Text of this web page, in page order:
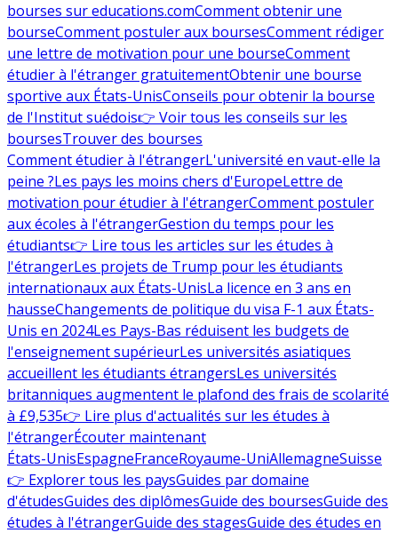
bourses sur educations.comComment obtenir une
bourseComment postuler aux boursesComment rédiger
une lettre de motivation pour une bourseComment
étudier à l'étranger gratuitementObtenir une bourse
sportive aux États-UnisConseils pour obtenir la bourse
de l'Institut suédois👉 Voir tous les conseils sur les
boursesTrouver des bourses
Comment étudier à l'étrangerL'université en vaut-elle la
peine ?Les pays les moins chers d'EuropeLettre de
motivation pour étudier à l'étrangerComment postuler
aux écoles à l'étrangerGestion du temps pour les
étudiants👉 Lire tous les articles sur les études à
l'étrangerLes projets de Trump pour les étudiants
internationaux aux États-UnisLa licence en 3 ans en
hausseChangements de politique du visa F-1 aux États-
Unis en 2024Les Pays-Bas réduisent les budgets de
l'enseignement supérieurLes universités asiatiques
accueillent les étudiants étrangersLes universités
britanniques augmentent le plafond des frais de scolarité
à £9,535👉 Lire plus d'actualités sur les études à
l'étrangerÉcouter maintenant
États-UnisEspagneFranceRoyaume-UniAllemagneSuisse
👉 Explorer tous les paysGuides par domaine
d'étudesGuides des diplômesGuide des boursesGuide des
études à l'étrangerGuide des stagesGuide des études en